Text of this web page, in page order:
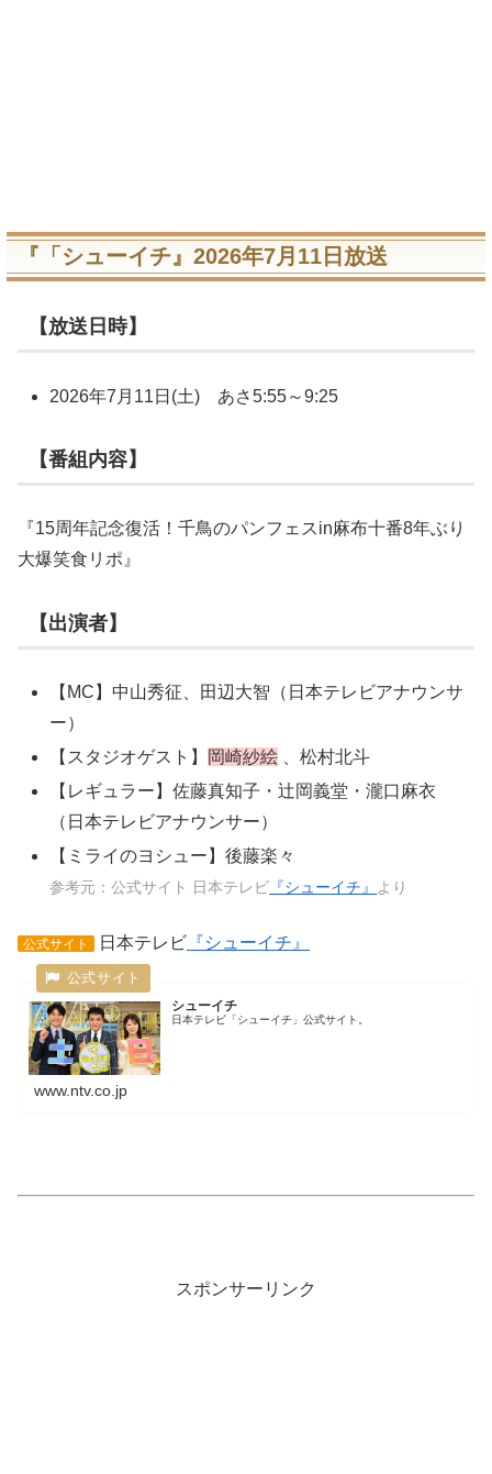
『「シューイチ』2026年7月11日放送
【放送日時】
2026年7月11日(土) あさ5:55～9:25
【番組内容】
『15周年記念復活！千鳥のパンフェスin麻布十番8年ぶり
大爆笑食リポ』
【出演者】
【MC】中山秀征、田辺大智（日本テレビアナウンサ
ー）
【スタジオゲスト】
岡崎紗絵 、松村北斗
【レギュラー】佐藤真知子・辻岡義堂・瀧口麻衣
（日本テレビアナウンサー）
【ミライのヨシュー】後藤楽々
参考元：公式サイト 日本テレビ 『シューイチ』 より
公式サイト 日本テレビ 『シューイチ』
シューイチ
日本テレビ「シューイチ」公式サイト。
www.ntv.co.jp
スポンサーリンク